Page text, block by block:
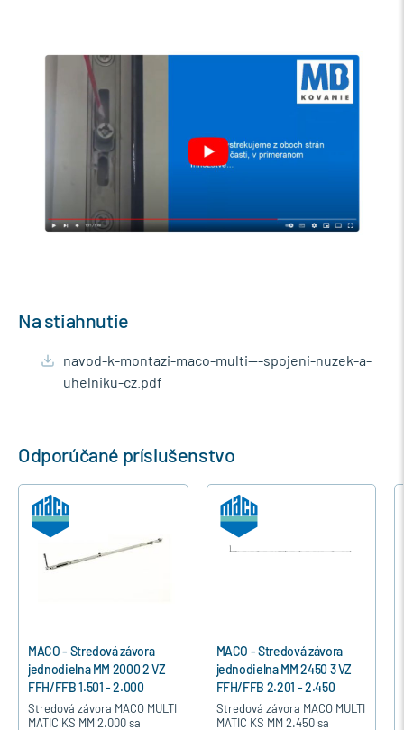
Na stiahnutie
navod-k-montazi-maco-multi---spojeni-nuzek-a-
uhelniku-cz.pdf
Odporúčané príslušenstvo
MACO - Stredová závora
jednodielna MM 2450 3 VZ
FFH/FFB 2.201 - 2.450
Stredová závora MACO MULTI
MATIC KS MM 2.450 sa
MACO - Stredová závora
jednodielna MM 2000 2 VZ
FFH/FFB 2.001 - 2.200
Stredová závora MACO MULTI
MATIC KS MM 2.000 sa